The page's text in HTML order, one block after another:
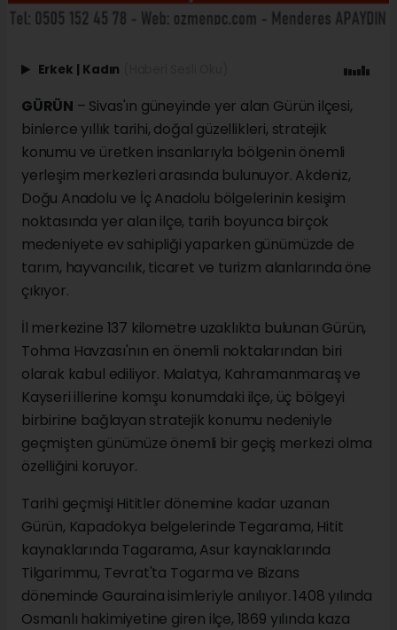
Erkek | Kadın
GÜRÜN – Sivas'ın güneyinde yer alan Gürün ilçesi,
binlerce yıllık tarihi, doğal güzellikleri, stratejik
konumu ve üretken insanlarıyla bölgenin önemli
yerleşim merkezleri arasında bulunuyor. Akdeniz,
Doğu Anadolu ve İç Anadolu bölgelerinin kesişim
noktasında yer alan ilçe, tarih boyunca birçok
medeniyete ev sahipliği yaparken günümüzde de
tarım, hayvancılık, ticaret ve turizm alanlarında öne
çıkıyor.
İl merkezine 137 kilometre uzaklıkta bulunan Gürün,
Tohma Havzası'nın en önemli noktalarından biri
olarak kabul ediliyor. Malatya, Kahramanmaraş ve
Kayseri illerine komşu konumdaki ilçe, üç bölgeyi
birbirine bağlayan stratejik konumu nedeniyle
geçmişten günümüze önemli bir geçiş merkezi olma
özelliğini koruyor.
Tarihi geçmişi Hititler dönemine kadar uzanan
Gürün, Kapadokya belgelerinde Tegarama, Hitit
kaynaklarında Tagarama, Asur kaynaklarında
Tilgarimmu, Tevrat'ta Togarma ve Bizans
döneminde Gauraina isimleriyle anılıyor. 1408 yılında
Osmanlı hakimiyetine giren ilçe, 1869 yılında kaza